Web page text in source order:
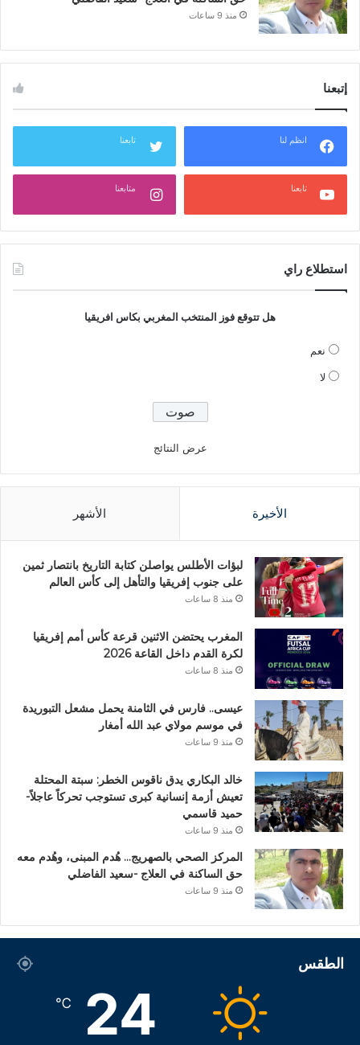
منذ 9 ساعات
إتبعنا
انظم لنا تابعنا
تابعنا متابعنا
استطلاع راي
هل تتوقع فوز المنتخب المغربي بكاس افريقيا
نعم
لا
عرض النتائج
الأخيرة الأشهر
لبؤات الأطلس يواصلن كتابة التاريخ بانتصار ثمين
على جنوب إفريقيا والتأهل إلى كأس العالم
منذ 8 ساعات
المغرب يحتضن الاثنين قرعة كأس أمم إفريقيا
لكرة القدم داخل القاعة 2026
منذ 8 ساعات
عيسى.. فارس في الثامنة يحمل مشعل التبوريدة
في موسم مولاي عبد الله أمغار
منذ 9 ساعات
خالد البكاري يدق ناقوس الخطر: سبتة المحتلة
تعيش أزمة إنسانية كبرى تستوجب تحركاً عاجلاً-
حميد قاسمي
منذ 9 ساعات
المركز الصحي بالصهريج… هُدم المبنى، وهُدم معه
حق الساكنة في العلاج -سعيد الفاضلي
منذ 9 ساعات
الطقس
24
℃